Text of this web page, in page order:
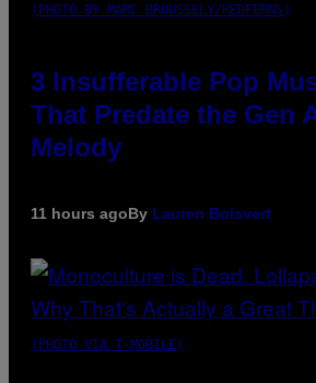
(PHOTO BY MARC BROUSSELY/REDFERNS)
3 Insufferable Pop
That Predate the Gen
Melody
11 hours agoBy Lauren Boisvert
(PHOTO VIA T-MOBILE)